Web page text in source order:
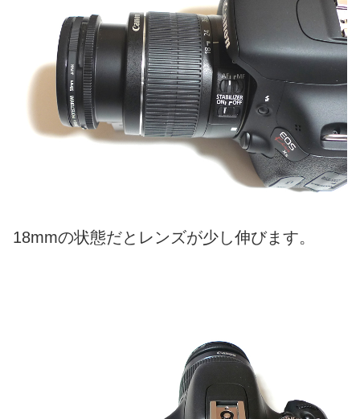
18mmの状態だとレンズが少し伸びます。